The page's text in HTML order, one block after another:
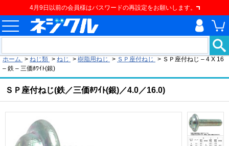
4月9日以前の会員様はパスワードの再設定をお願いします。
ホーム > ねじ類 > ねじ > 樹脂用ねじ > ＳＰ座付ねじ > ＳＰ座付ねじ – 4 X 16
– 鉄 – 三価ﾎﾜｲﾄ(銀)
ＳＰ座付ねじ(鉄／三価ﾎﾜｲﾄ(銀)／4.0／16.0)